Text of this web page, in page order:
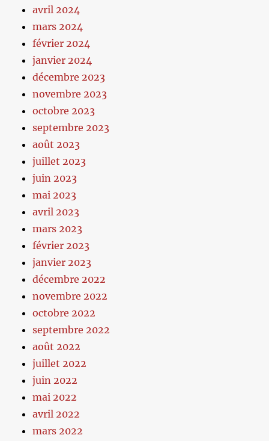
avril 2024
mars 2024
février 2024
janvier 2024
décembre 2023
novembre 2023
octobre 2023
septembre 2023
août 2023
juillet 2023
juin 2023
mai 2023
avril 2023
mars 2023
février 2023
janvier 2023
décembre 2022
novembre 2022
octobre 2022
septembre 2022
août 2022
juillet 2022
juin 2022
mai 2022
avril 2022
mars 2022